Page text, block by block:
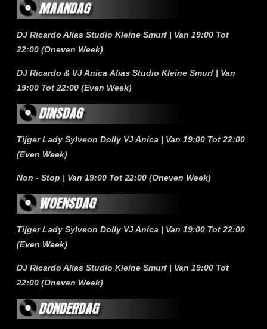
DJ Ricardo Alias Studio Kleine Smurf | Van 19:00 Tot
22:00 (Oneven Week)
DJ Ricardo & VJ Anica Alias Studio Kleine Smurf | Van
19:00 Tot 22:00 (Even Week)
Tijger Lady Sylveon Dolly VJ Anica | Van 19:00 Tot 22:00
(Even Week)
Non - Stop | Van 19:00 Tot 22:00 (Oneven Week)
Tijger Lady Sylveon Dolly VJ Anica | Van 19:00 Tot 22:00
(Even Week)
DJ Ricardo Alias Studio Kleine Smurf | Van 19:00 Tot
22:00 (Oneven Week)